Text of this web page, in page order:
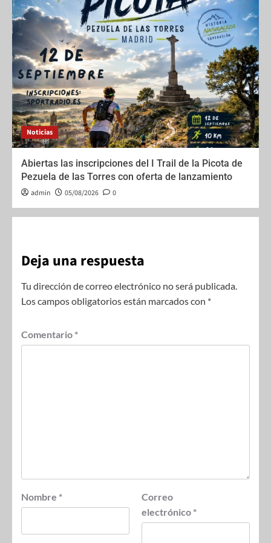
Noticias
Abiertas las inscripciones del I Trail de la Picota de
Pezuela de las Torres con oferta de lanzamiento
admin 05/08/2026 0
Deja una respuesta
Tu dirección de correo electrónico no será publicada.
Los campos obligatorios están marcados con *
Comentario *
Nombre *
Correo
electrónico *